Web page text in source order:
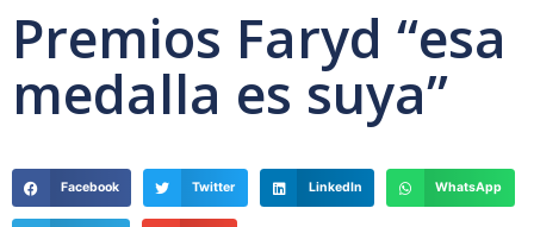
Premios Faryd “esa
medalla es suya”
Facebook Twitter LinkedIn WhatsApp